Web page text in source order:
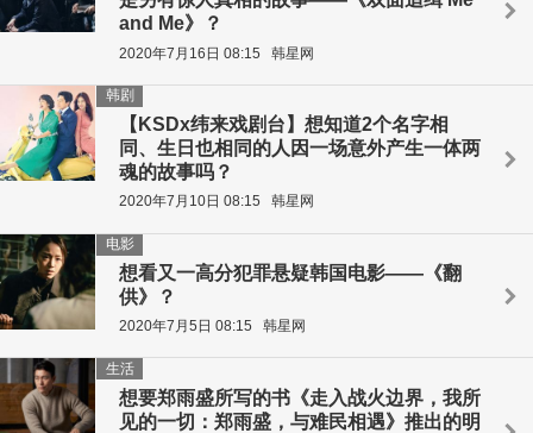
and Me》？
2020年7月16日 08:15 韩星网
【KSDx纬来戏剧台】想知道2个名字相
同、生日也相同的人因一场意外产生一体两
魂的故事吗？
韩剧
2020年7月10日 08:15 韩星网
想看又一高分犯罪悬疑韩国电影——《翻
供》？
电影
2020年7月5日 08:15 韩星网
想要郑雨盛所写的书《走入战火边界，我所
见的一切：郑雨盛，与难民相遇》推出的明
生活